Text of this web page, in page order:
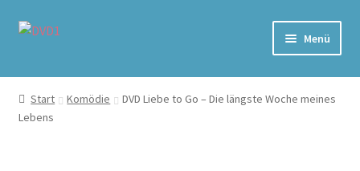
Zur
Zum
Menü
Home
Versand & Lieferung
Start Komödie
DVD Liebe to Go – Die längste Woche meines
Lebens